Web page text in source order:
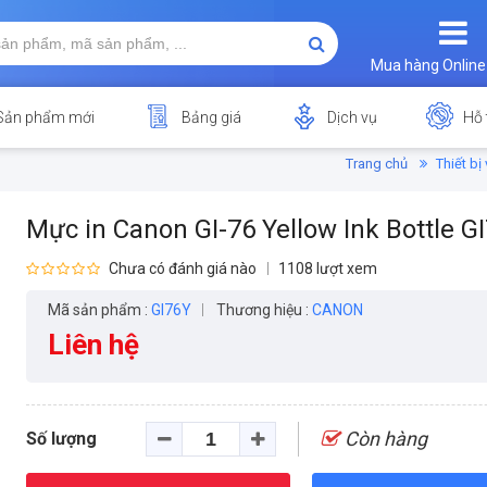
Mua hàng Online
phẩm mới Bảng giá Dịch vụ Hỗ
Trang chủ Thiết bị
Mực in Canon GI-76 Yellow Ink Bottle
Chưa có đánh giá nào 1108 lượt xem
Mã sản phẩm : GI76Y Thương hiệu : CANON
Liên hệ
Số lượng Còn hàng